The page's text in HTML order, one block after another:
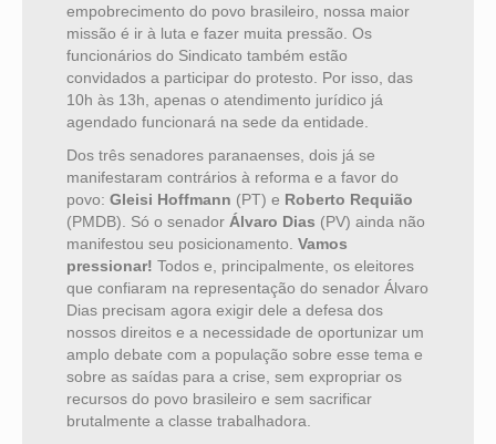
empobrecimento do povo brasileiro, nossa maior
missão é ir à luta e fazer muita pressão. Os
funcionários do Sindicato também estão
convidados a participar do protesto. Por isso, das
10h às 13h, apenas o atendimento jurídico já
agendado funcionará na sede da entidade.
Dos três senadores paranaenses, dois já se
manifestaram contrários à reforma e a favor do
povo: Gleisi Hoffmann (PT) e Roberto Requião
(PMDB). Só o senador Álvaro Dias (PV) ainda não
manifestou seu posicionamento. Vamos
pressionar! Todos e, principalmente, os eleitores
que confiaram na representação do senador Álvaro
Dias precisam agora exigir dele a defesa dos
nossos direitos e a necessidade de oportunizar um
amplo debate com a população sobre esse tema e
sobre as saídas para a crise, sem expropriar os
recursos do povo brasileiro e sem sacrificar
brutalmente a classe trabalhadora.